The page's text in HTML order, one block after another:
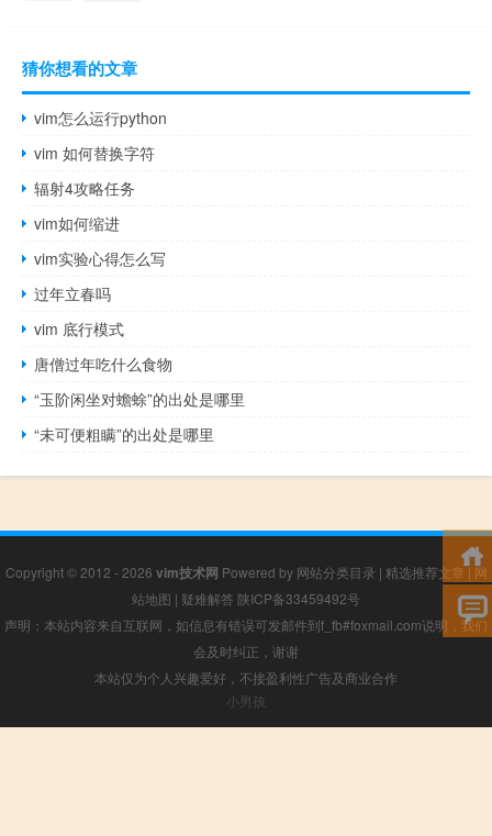
猜你想看的文章
vim怎么运行python
vim 如何替换字符
辐射4攻略任务
vim如何缩进
vim实验心得怎么写
过年立春吗
vim 底行模式
唐僧过年吃什么食物
“玉阶闲坐对蟾蜍”的出处是哪里
“未可便粗瞒”的出处是哪里
Copyright © 2012 - 2026 vim技术网 Powered by 网站分类目录 | 精选推荐文章| 网
站地图 | 疑难解答 陕ICP备33459492号
声明：本站内容来自互联网，如信息有错误可发邮件到f_fb#foxmail.com说明，我们
会及时纠正，谢谢
本站仅为个人兴趣爱好，不接盈利性广告及商业合作
小男孩